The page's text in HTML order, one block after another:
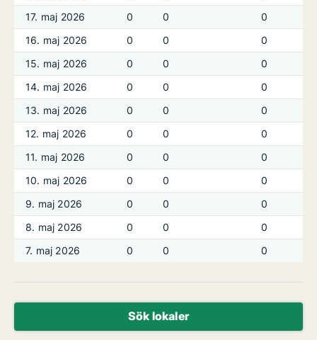
17. maj 2026
0 0
0
16. maj 2026
0 0
0
15. maj 2026
0 0
0
14. maj 2026
0 0
0
13. maj 2026
0 0
0
12. maj 2026
0 0
0
11. maj 2026
0 0
0
10. maj 2026
0 0
0
9. maj 2026
0 0
0
8. maj 2026
0 0
0
7. maj 2026
0 0 0
Sök lokaler